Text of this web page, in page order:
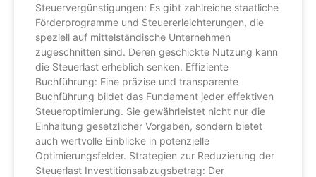
Steuervergünstigungen: Es gibt zahlreiche staatliche
Förderprogramme und Steuererleichterungen, die
speziell auf mittelständische Unternehmen
zugeschnitten sind. Deren geschickte Nutzung kann
die Steuerlast erheblich senken. Effiziente
Buchführung: Eine präzise und transparente
Buchführung bildet das Fundament jeder effektiven
Steueroptimierung. Sie gewährleistet nicht nur die
Einhaltung gesetzlicher Vorgaben, sondern bietet
auch wertvolle Einblicke in potenzielle
Optimierungsfelder. Strategien zur Reduzierung der
Steuerlast Investitionsabzugsbetrag: Der